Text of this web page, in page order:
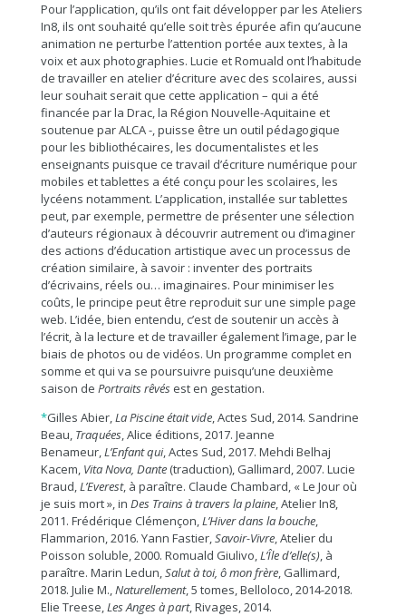
Pour l’application, qu’ils ont fait développer par les Ateliers
In8, ils ont souhaité qu’elle soit très épurée afin qu’aucune
animation ne perturbe l’attention portée aux textes, à la
voix et aux photographies. Lucie et Romuald ont l’habitude
de travailler en atelier d’écriture avec des scolaires, aussi
leur souhait serait que cette application – qui a été
financée par la Drac, la Région Nouvelle-Aquitaine et
soutenue par ALCA -, puisse être un outil pédagogique
pour les bibliothécaires, les documentalistes et les
enseignants puisque ce travail d’écriture numérique pour
mobiles et tablettes a été conçu pour les scolaires, les
lycéens notamment. L’application, installée sur tablettes
peut, par exemple, permettre de présenter une sélection
d’auteurs régionaux à découvrir autrement ou d’imaginer
des actions d’éducation artistique avec un processus de
création similaire, à savoir : inventer des portraits
d’écrivains, réels ou… imaginaires. Pour minimiser les
coûts, le principe peut être reproduit sur une simple page
web. L’idée, bien entendu, c’est de soutenir un accès à
l’écrit, à la lecture et de travailler également l’image, par le
biais de photos ou de vidéos. Un programme complet en
somme et qui va se poursuivre puisqu’une deuxième
saison de Portraits rêvésest en gestation.
*Gilles Abier,La Piscine était vide, Actes Sud, 2014. Sandrine
Beau, Traquées, Alice éditions, 2017. Jeanne
Benameur,L’Enfant qui, Actes Sud, 2017. Mehdi Belhaj
Kacem, Vita Nova, Dante(traduction), Gallimard, 2007. Lucie
Braud,L’Everest, à paraître. Claude Chambard, « Le Jour où
je suis mort », in Des Trains à travers la plaine, Atelier In8,
2011. Frédérique Clémençon,L’Hiver dans la bouche,
Flammarion, 2016. Yann Fastier,Savoir-Vivre, Atelier du
Poisson soluble, 2000. Romuald Giulivo,L’Île d’elle(s), à
paraître. Marin Ledun,Salut à toi, ô mon frère, Gallimard,
2018. Julie M.,Naturellement, 5 tomes, Belloloco, 2014-2018.
Elie Treese,Les Anges à part, Rivages, 2014.